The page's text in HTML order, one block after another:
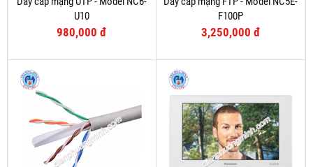
U10
980,000 đ
F100P
3,250,000 đ